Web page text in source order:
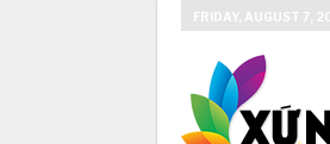
FRIDAY, AUGUST 7,